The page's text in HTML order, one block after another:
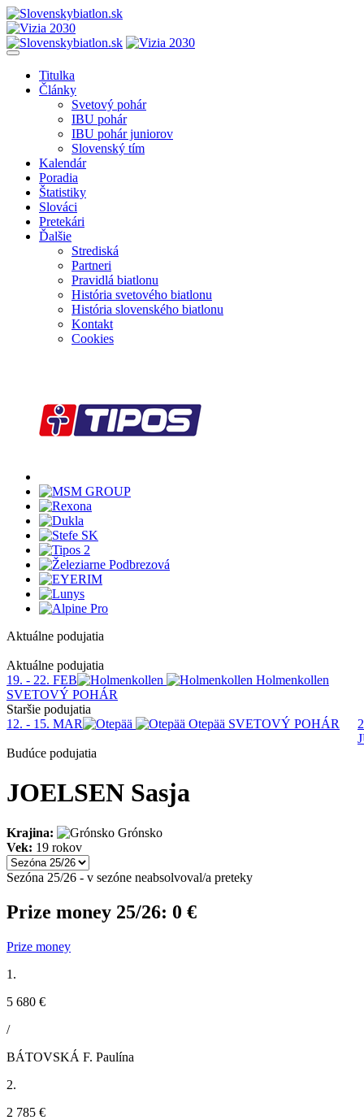
Titulka
Články
Svetový pohár
IBU pohár
IBU pohár juniorov
Slovenský tím
Kalendár
Poradia
Štatistiky
Slováci
Pretekári
Ďalšie
Strediská
Partneri
Pravidlá biatlonu
História svetového biatlonu
História slovenského biatlonu
Kontakt
Cookies
Aktuálne podujatia
Aktuálne podujatia
19. - 22. FEB
Holmenkollen
SVETOVÝ POHÁR
Staršie podujatia
12. - 15. MAR
Otepää SVETOVÝ POHÁR
Budúce podujatia
JOELSEN Sasja
Krajina:
Grónsko
Vek: 19 rokov
Sezóna 25/26 - v sezóne neabsolvoval/a preteky
Prize money 25/26: 0 €
Prize money
1.
5 680 €
/
BÁTOVSKÁ F. Paulína
2.
2 785 €